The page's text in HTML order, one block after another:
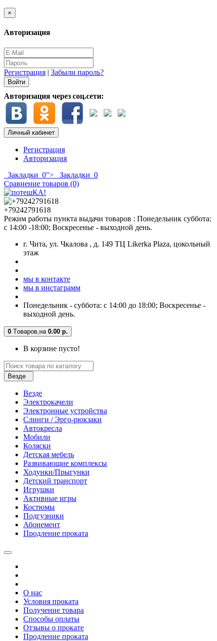
×
Авторизация
Регистрация | Забыли пароль?
Авторизация через соц.сети:
Личный кабинет
Регистрация
Авторизация
Закладки 0"> Закладки 0
Сравнение товаров (0)
+79242791618
Режим работы пункта выдачи товаров : Понедельник суббота:
с 14:00 -18:00; Воскресенье - выходной день.
г. Чита, ул. Чкалова , д. 149 ТЦ Likerka Plaza, цокольный
этаж
мы в контакте
мы в инстаграмм
Понедельник - суббота: с 14:00 до 18:00; Воскресенье -
выходной день.
0 Tоваров, на 0.00 р.
В корзине пусто!
Везде
Везде
Электрокачели
Электронные устройства
Слинги / Эрго-рюкзаки
Автокресла
Мобили
Коляски
Детская мебель
Развивающие комплексы
Ходунки/Прыгунки
Детский транспорт
Игрушки
Активные игры
Костюмы
Подгузники
Абонемент
Продление проката
О нас
Условия проката
Получение товара
Способы оплаты
Отзывы о прокате
Продление проката